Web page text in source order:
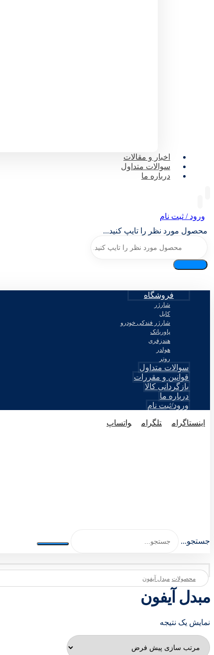
اخبار و مقالات
سوالات متداول
درباره ما
ورود / ثبت نام
محصول مورد نظر را تایپ کنید...
فروشگاه
شارژر
کابل
شارژر فندکی خودرو
پاوربانک
هندزفری
هولدر
روتر
سوالات متداول
قوانین و مقررات
بازگردانی کالا
درباره ما
ورود/ثبت نام
اینستاگرام تلگرام
واتساپ
جستجو...
محصولات مبدل آیفون
مبدل آیفون
نمایش یک نتیجه